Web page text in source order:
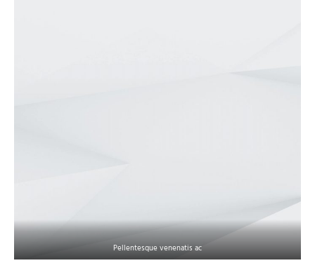
Pellentesque venenatis ac